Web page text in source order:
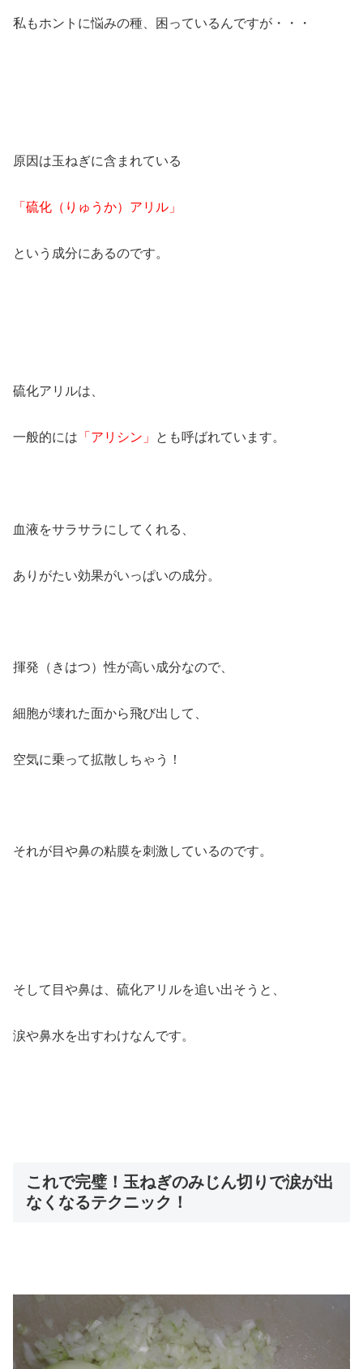
私もホントに悩みの種、困っているんですが・・・
原因は玉ねぎに含まれている
「硫化（りゅうか）アリル」
という成分にあるのです。
硫化アリルは、
一般的には 「アリシン」 とも呼ばれています。
血液をサラサラにしてくれる、
ありがたい効果がいっぱいの成分。
揮発（きはつ）性が高い成分なので、
細胞が壊れた面から飛び出して、
空気に乗って拡散しちゃう！
それが目や鼻の粘膜を刺激しているのです。
そして目や鼻は、硫化アリルを追い出そうと、
涙や鼻水を出すわけなんです。
これで完璧！玉ねぎのみじん切りで涙が出
なくなるテクニック！